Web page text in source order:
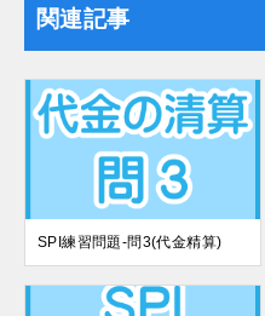
関連記事
SPI練習問題-問3(代金精算)